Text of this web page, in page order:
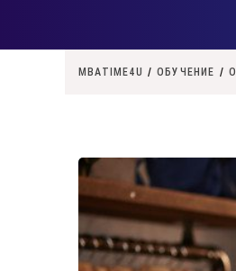
MBATIME4U / ОБУЧЕНИЕ /